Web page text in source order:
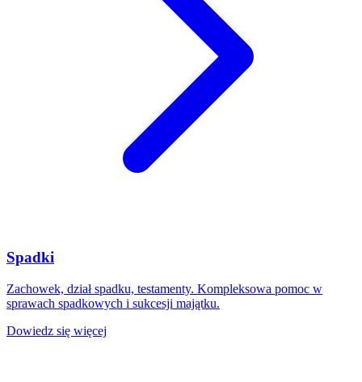
Spadki
Zachowek, dział spadku, testamenty. Kompleksowa pomoc w
sprawach spadkowych i sukcesji majątku.
Dowiedz się więcej